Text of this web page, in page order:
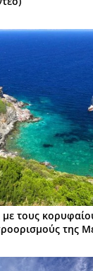
τους
της